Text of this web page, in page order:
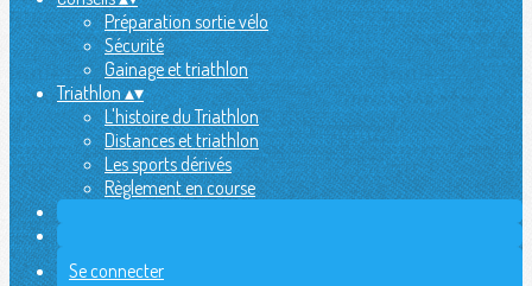
Préparation sortie vélo
Sécurité
Gainage et triathlon
Triathlon▴▾
L'histoire du Triathlon
Distances et triathlon
Les sports dérivés
Règlement en course
Se connecter